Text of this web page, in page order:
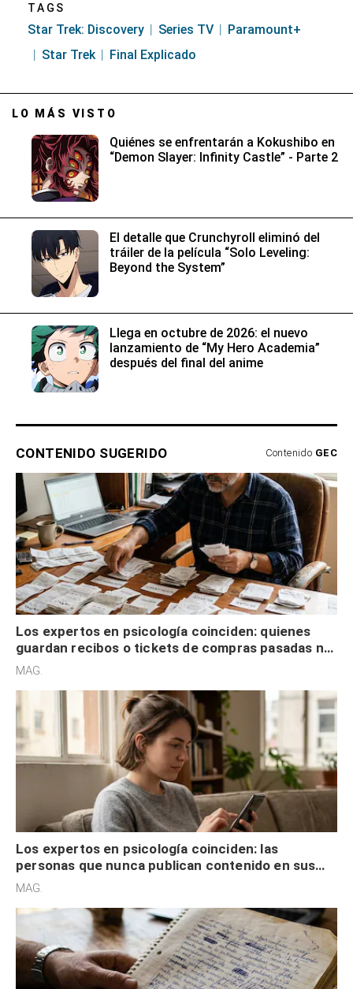
TAGS
Star Trek: Discovery Series TV
Paramount+
Star Trek
Final Explicado
LO MÁS VISTO
Quiénes se enfrentarán a Kokushibo en
“Demon Slayer: Infinity Castle” - Parte 2
El detalle que Crunchyroll eliminó del
tráiler de la película “Solo Leveling:
Beyond the System”
Llega en octubre de 2026: el nuevo
lanzamiento de “My Hero Academia”
después del final del anime
CONTENIDO SUGERIDO Contenido GEC
Los expertos en psicología coinciden: quienes
guardan recibos o tickets de compras pasadas no
son acumuladores, sino que tienen necesidad de
MAG.
Los expertos en psicología coinciden: las
personas que nunca publican contenido en sus
redes sociales no pretenden buscar validación
MAG.